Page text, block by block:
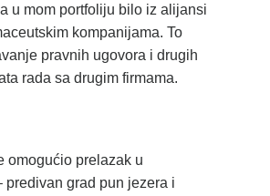
u mom portfoliju bilo iz alijansi
kompanijama. To
pravnih ugovora i drugih
rada sa drugim firmama.
omogućio prelazak u
predivan grad pun jezera i